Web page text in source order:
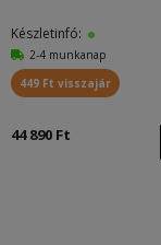
Készletinfó:
2-4 munkanap
449 Ft visszajár
44 890 Ft